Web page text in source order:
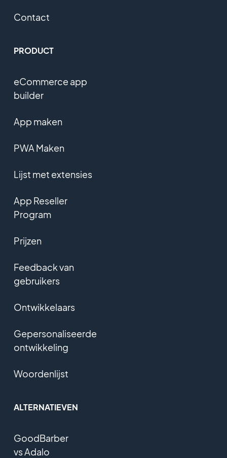
Contact
PRODUCT
eCommerce app
builder
App maken
PWA Maken
Lijst met extensies
App Reseller
Program
Prijzen
Feedback van
gebruikers
Ontwikkelaars
Gepersonaliseerde
ontwikkeling
Woordenlijst
ALTERNATIEVEN
GoodBarber
vs Adalo